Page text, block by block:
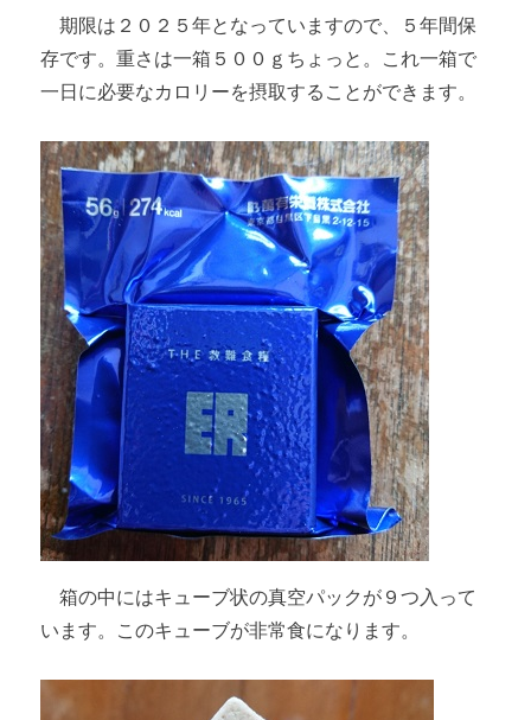
期限は２０２５年となっていますので、５年間保
存です。重さは一箱５００ｇちょっと。これ一箱で
一日に必要なカロリーを摂取することができます。
箱の中にはキューブ状の真空パックが９つ入って
います。このキューブが非常食になります。